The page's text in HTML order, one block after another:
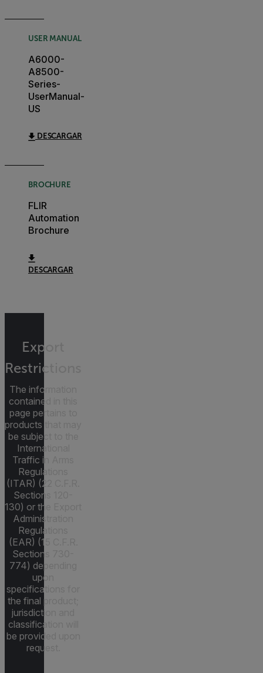
USER MANUAL
A6000-
A8500-
Series-
UserManual-
US
DESCARGAR
BROCHURE
FLIR
Automation
Brochure
DESCARGAR
Export
Restrictions
The information
contained in this
page pertains to
products that may
be subject to the
International
Traffic in Arms
Regulations
(ITAR) (22 C.F.R.
Sections 120-
130) or the Export
Administration
Regulations
(EAR) (15 C.F.R.
Sections 730-
774) depending
upon
specifications for
the final product;
jurisdiction and
classification will
be provided upon
request.